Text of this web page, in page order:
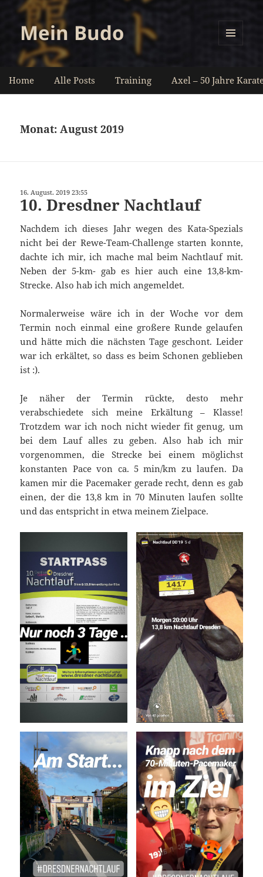
Mein Budo
Home Alle Posts Training Axel – 50 Jahre
Monat: August 2019
16. August. 2019 23:55
10. Dresdner Nachtlauf
Nachdem ich dieses Jahr wegen des Kata-Spezials
nicht bei der Rewe-Team-Challenge starten konnte,
dachte ich mir, ich mache mal beim Nachtlauf mit.
Neben der 5-km- gab es hier auch eine 13,8-km-
Strecke. Also hab ich mich angemeldet.
Normalerweise wäre ich in der Woche vor dem
Termin noch einmal eine großere Runde gelaufen
und hätte mich die nächsten Tage geschont. Leider
war ich erkältet, so dass es beim Schonen geblieben
ist :).
Je näher der Termin rückte, desto mehr
verabschiedete sich meine Erkältung – Klasse!
Trotzdem war ich noch nicht wieder fit genug, um
bei dem Lauf alles zu geben. Also hab ich mir
vorgenommen, die Strecke bei einem möglichst
konstanten Pace von ca. 5 min/km zu laufen. Da
kamen mir die Pacemaker gerade recht, denn es gab
einen, der die 13,8 km in 70 Minuten laufen sollte
und das entspricht in etwa meinem Zielpace.